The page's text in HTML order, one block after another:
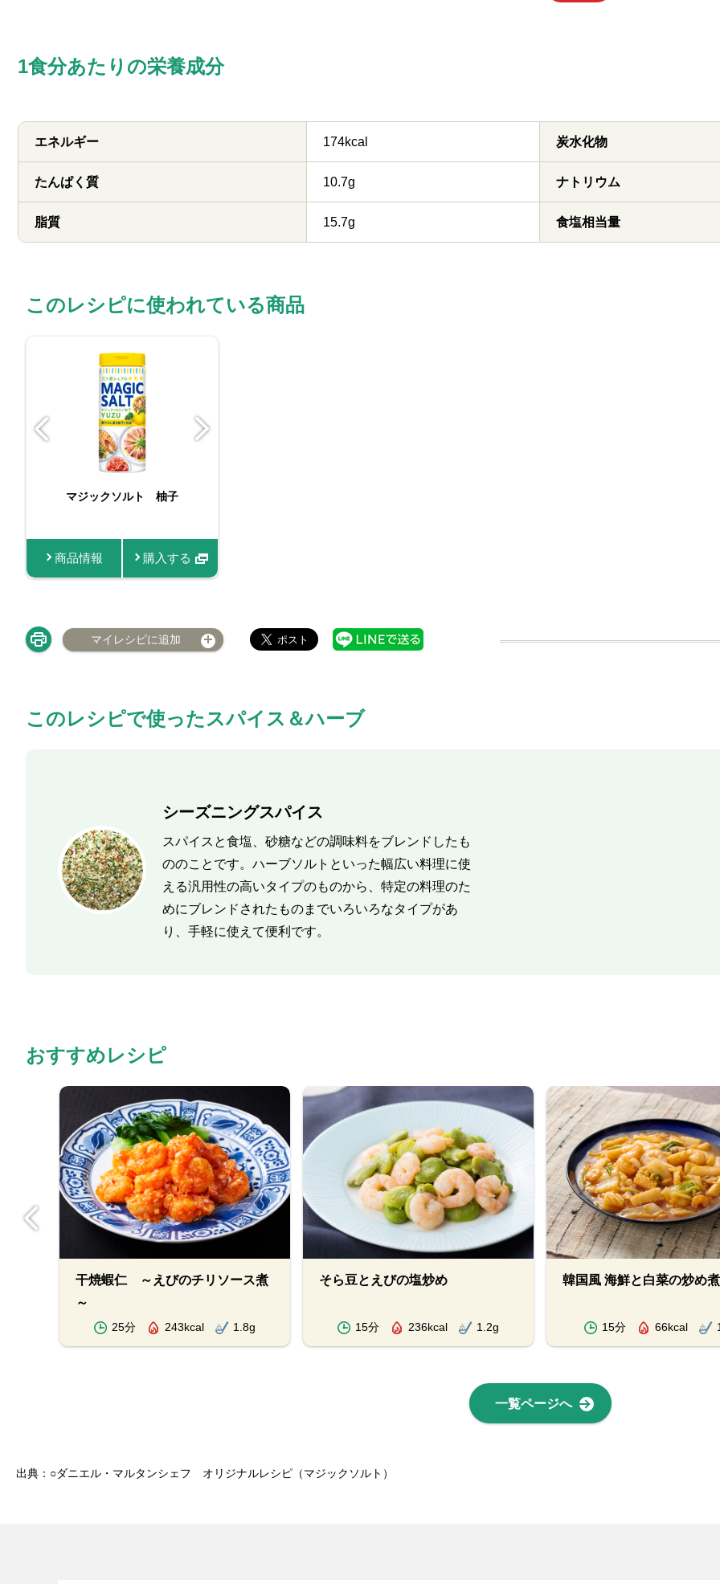
1食分あたりの栄養成分
エネルギー 174kcal
たんぱく質 10.7g
脂質 15.7g
炭水化物
ナトリウム
食塩相当量
このレシピに使われている商品
マジックソルト 柚子
商品情報 購入する
マイレシピに追加
このレシピで使ったスパイス＆ハーブ
シーズニングスパイス
スパイスと食塩、砂糖などの調味料をブレンドしたも
ののことです。ハーブソルトといった幅広い料理に使
える汎用性の高いタイプのものから、特定の料理のた
めにブレンドされたものまでいろいろなタイプがあ
り、手軽に使えて便利です。
おすすめレシピ
干焼蝦仁 ～えびのチリソース煮
～
25分 243kcal 1.8g
そら豆とえびの塩炒め
15分 236kcal 1.2g
韓国風 海鮮と白菜の炒め煮
15分 66kcal
一覧ページへ
出典：○ダニエル・マルタンシェフ オリジナルレシピ（マジックソルト）